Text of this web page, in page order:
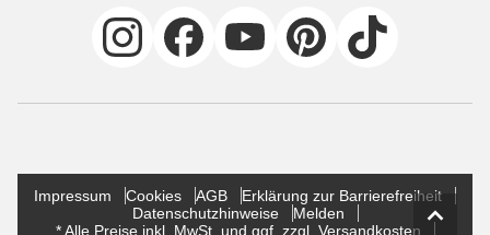
Impressum Cookies AGB
Erklärung zur Barrierefreiheit
Datenschutzhinweise
Melden
* Alle Preise inkl. MwSt. und ggf. zzgl. Versandkosten